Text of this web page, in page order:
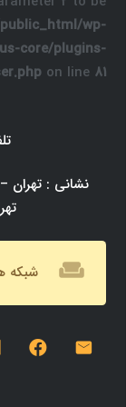
wp-
core/plugins-
on line ۸۱
نشانی : تهران
weekend شبکه